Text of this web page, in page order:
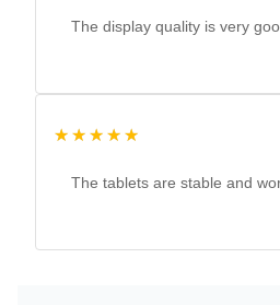
The display quality is very
★★★★★
★★★★★
The tablets are stable and